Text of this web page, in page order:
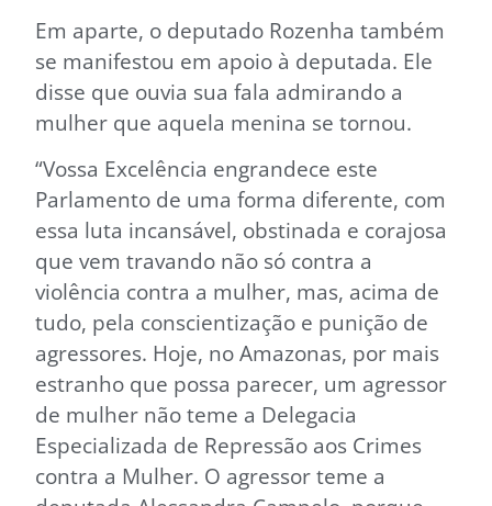
Em aparte, o deputado Rozenha também
se manifestou em apoio à deputada. Ele
disse que ouvia sua fala admirando a
mulher que aquela menina se tornou.
“Vossa Excelência engrandece este
Parlamento de uma forma diferente, com
essa luta incansável, obstinada e corajosa
que vem travando não só contra a
violência contra a mulher, mas, acima de
tudo, pela conscientização e punição de
agressores. Hoje, no Amazonas, por mais
estranho que possa parecer, um agressor
de mulher não teme a Delegacia
Especializada de Repressão aos Crimes
contra a Mulher. O agressor teme a